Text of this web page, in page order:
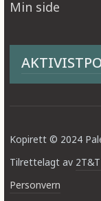
Min side
Kopirett © 2024
Tilrettelagt av
Personvern